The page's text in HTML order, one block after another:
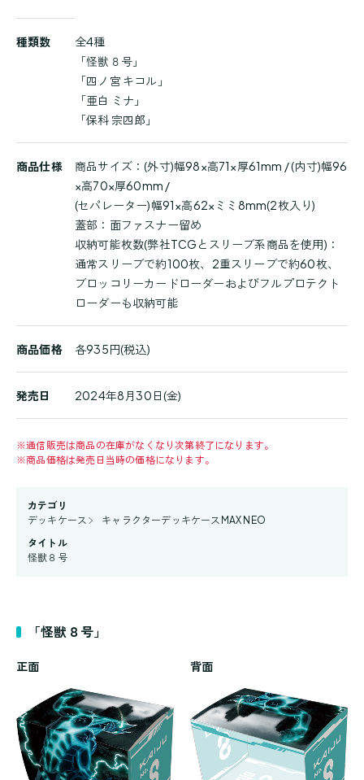
品
種類数
全4種
「怪獣８号」
「四ノ宮 キコル」
「亜白 ミナ」
「保科 宗四郎」
商品仕様
商品サイズ：(外寸)幅98×高71×厚61mm / (内寸)幅96
×高70×厚60mm /
(セパレーター)幅91×高62×ミミ8mm(2枚入り)
蓋部：面ファスナー留め
収納可能枚数(弊社TCGとスリーブ系商品を使用)：
通常スリーブで約100枚、2重スリーブで約60枚、
ブロッコリーカードローダーおよびフルプロテクト
ローダーも収納可能
商品価格 各935円(税込)
発売日 2024年8月30日(金)
※通信販売は商品の在庫がなくなり次第終了になります。
※商品価格は発売日当時の価格になります。
カテゴリ
デッキケース
キャラクターデッキケースMAX NEO
タイトル
怪獣８号
「怪獣８号」
正面 背面